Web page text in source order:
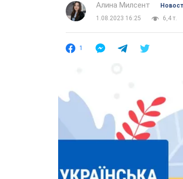
Алина Милсент
1.08.2023 16:25
6,4 т.
1